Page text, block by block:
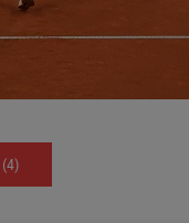
(4)